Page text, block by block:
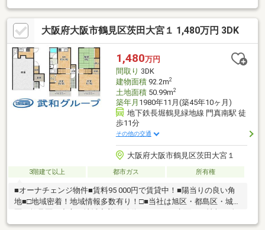
はお気軽にご相談ください♪・前面道路幅員、間口ともに広く開放
感たっぷり・2階に水廻りを集約させた家事動線スムーズな間取
り・お買い物施設や小中学校、鶴見緑地公園近くの好立地・豊富
な収納できれいが保てます内覧予約お待ちしております!!◆◆◆
不動産のことなら株式会社ジノベーションへ◆◆◆住まい探しは
もちろん相続相談などもお任せください!!06-4309-8878までお問い
合わせお待ちしております。
大阪府大阪市鶴見区茨田大宮１ 1,480万円 3DK
1,480万円
間取り 3DK
建物面積92.2m2
土地面積50.99m2
築年月 1980年11月(築45年10ヶ月)
地下鉄長堀鶴見緑地線 門真南駅 徒
歩11分
その他の交通
大阪府大阪市鶴見区茨田大宮１
3階建て以上 都市ガス 所有権
■オーナチェンジ物件■賃料95 000円で賃貸中！■陽当りの良い角
地■□地域密着！地域情報多数有り！□■当社は旭区・都島区・城東
信があります。詳しくは武和不動産販売まで！！☆お電話でのお